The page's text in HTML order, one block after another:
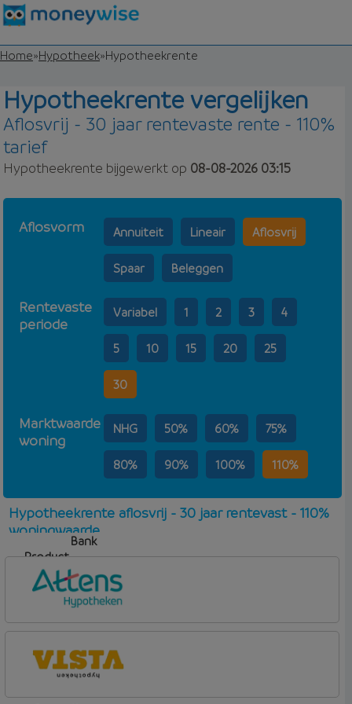
Home»Hypotheek»Hypotheekrente
Hypotheekrente vergelijken
Aflosvrij - 30 jaar rentevaste rente - 110%
tarief
Hypotheekrente bijgewerkt op 08-08-2026 03:15
Aflosvorm Annuiteit Lineair Aflosvrij
Spaar Beleggen
Rentevaste
periode
Variabel 1 2 3 4
5 10 15 20 25
30
Marktwaarde
woning
NHG 50% 60% 75%
80% 90% 100% 110%
Hypotheekrente aflosvrij - 30 jaar rentevast - 110%
woningwaarde
Bank
Product
Aflosvorm